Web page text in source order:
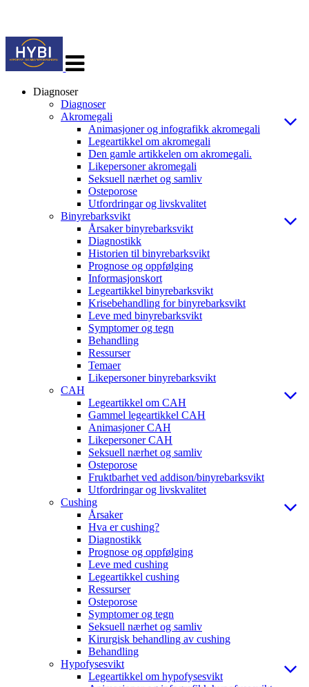
navigasjon
Diagnoser
Diagnoser
Akromegali
Animasjoner og infografikk akromegali
Legeartikkel om akromegali
Den gamle artikkelen om akromegali.
Likepersoner akromegali
Seksuell nærhet og samliv
Osteporose
Utfordringar og livskvalitet
Binyrebarksvikt
Årsaker binyrebarksvikt
Diagnostikk
Historien til binyrebarksvikt
Prognose og oppfølging
Informasjonskort
Legeartikkel binyrebarksvikt
Krisebehandling for binyrebarksvikt
Leve med binyrebarksvikt
Symptomer og tegn
Behandling
Ressurser
Temaer
Likepersoner binyrebarksvikt
CAH
Legeartikkel om CAH
Gammel legeartikkel CAH
Animasjoner CAH
Likepersoner CAH
Seksuell nærhet og samliv
Osteporose
Fruktbarhet ved addison/binyrebarksvikt
Utfordringar og livskvalitet
Cushing
Årsaker
Hva er cushing?
Diagnostikk
Prognose og oppfølging
Leve med cushing
Legeartikkel cushing
Ressurser
Osteporose
Symptomer og tegn
Seksuell nærhet og samliv
Kirurgisk behandling av cushing
Behandling
Hypofysesvikt
Legeartikkel om hypofysesvikt